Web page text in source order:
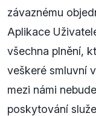
závaznému
Aplikace
všechna plnění,
veškeré smluvní
mezi námi
poskytování